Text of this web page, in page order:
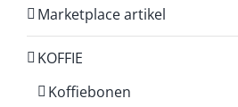
Marketplace artikel
KOFFIE
Koffiebonen